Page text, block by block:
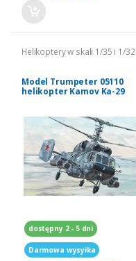
Helikoptery w skali 1/35 i 1/32
Model Trumpeter 05110
helikopter Kamov Ka-29
dostępny 2 - 5 dni
Darmowa wysyłka